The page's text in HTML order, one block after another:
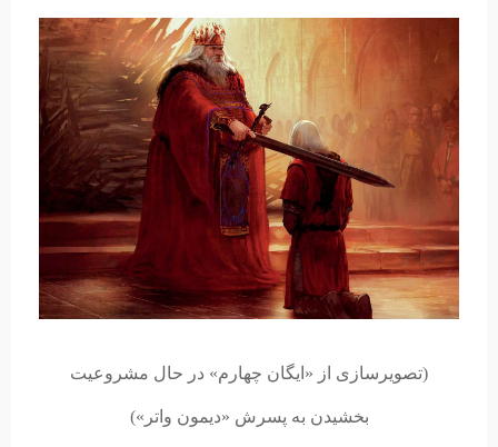
(تصویرسازی از «ایگان چهارم» در حال مشروعیت
بخشیدن به پسرش «دیمون واتر»)